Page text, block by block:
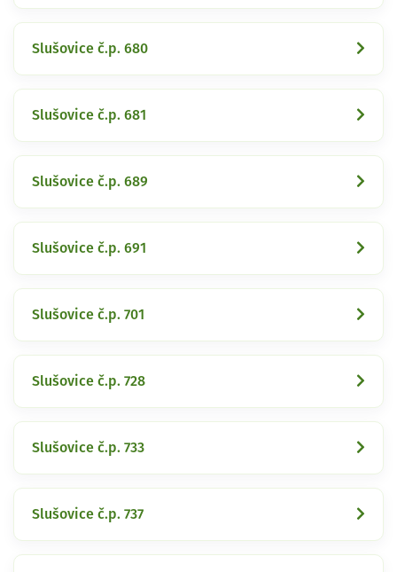
Slušovice č.p. 680
Slušovice č.p. 681
Slušovice č.p. 689
Slušovice č.p. 691
Slušovice č.p. 701
Slušovice č.p. 728
Slušovice č.p. 733
Slušovice č.p. 737